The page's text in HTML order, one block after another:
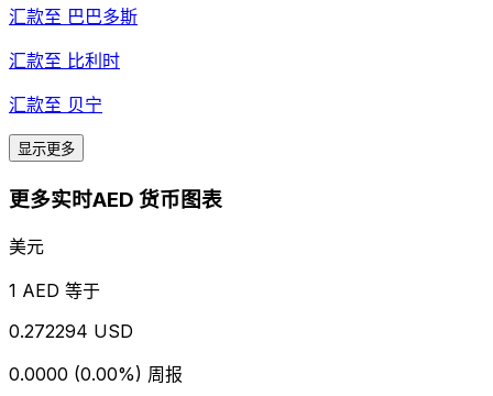
汇款至 巴巴多斯
汇款至 比利时
汇款至 贝宁
显示更多
更多实时AED 货币图表
美元
1 AED 等于
0.272294 USD
0.0000 (0.00%) 周报